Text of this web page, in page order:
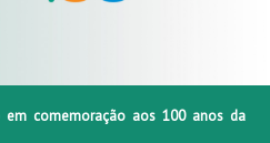
comemoração aos 100 anos da